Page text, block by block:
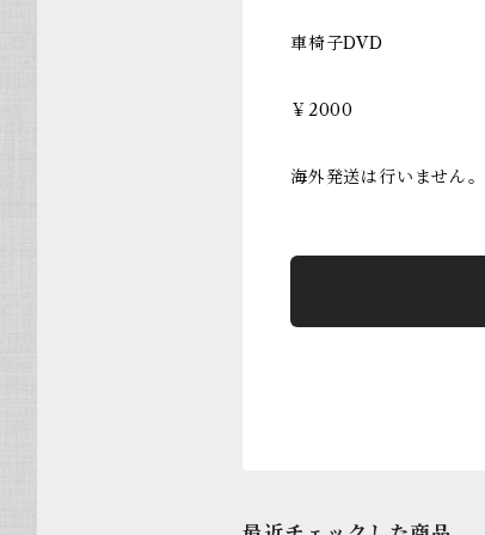
車椅子DVD
￥2000
海外発送は行いません。